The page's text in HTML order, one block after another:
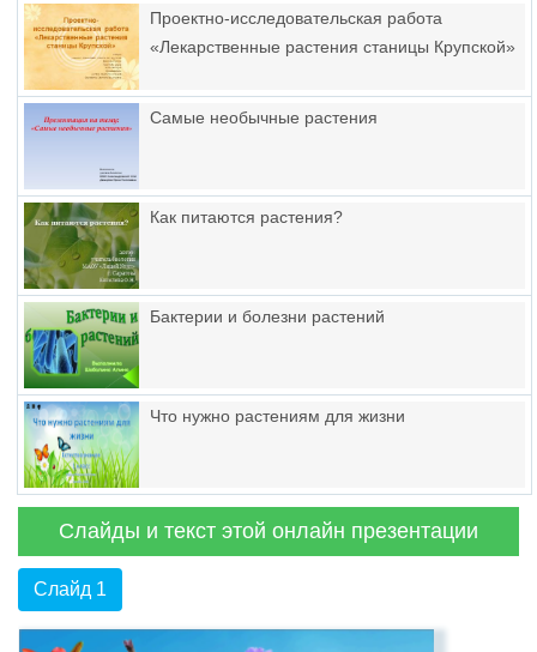
Проектно-исследовательская работа
«Лекарственные растения станицы Крупской»
Самые необычные растения
Как питаются растения?
Бактерии и болезни растений
Что нужно растениям для жизни
Слайды и текст этой онлайн презентации
Слайд 1